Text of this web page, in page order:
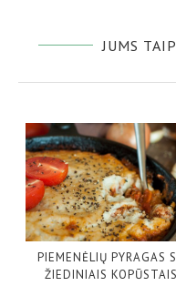
JUMS
PIEMENĖLIŲ PYRAGAS
ŽIEDINIAIS KOPŪSTAIS